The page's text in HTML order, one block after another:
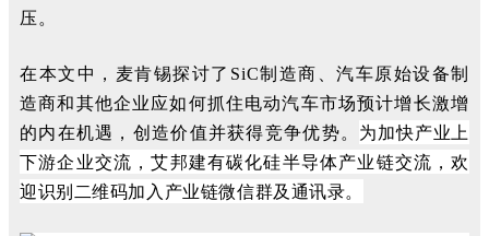
压。
在本文中，麦肯锡探讨了SiC制造商、汽车原始设备制
造商和其他企业应如何抓住电动汽车市场预计增长激增
的内在机遇，创造价值并获得竞争优势。 为加快产业上
下游企业交流，艾邦建有碳化硅半导体产业链交流，欢
迎识别二维码加入产业链微信群及通讯录。